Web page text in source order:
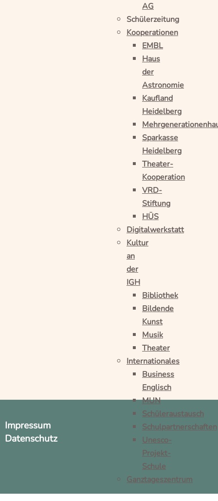
AG
Schülerzeitung
Kooperationen
EMBL
Haus
der
Astronomie
Kaufland
Heidelberg
Sparkasse
Heidelberg
Theater-
Kooperation
VRD-
Stiftung
HÜS
Digitalwerkstatt
Kultur
an
der
IGH
Bibliothek
Bildende
Kunst
Musik
Theater
Internationales
Business
Englisch
MUN
Schüleraustausch
Schulpartnerschaften
Unesco-
Projekt-
Schule
Ganztageszentrum
Impressum
Datenschutz